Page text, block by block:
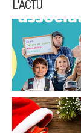
L'ACTU